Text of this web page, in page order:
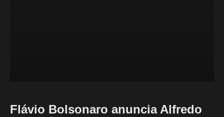
Flávio Bolsonaro anuncia Alfredo